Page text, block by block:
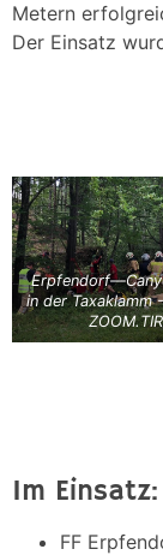
Metern
Der Einsatz
in der Taxaklamm
Im Einsatz:
FF